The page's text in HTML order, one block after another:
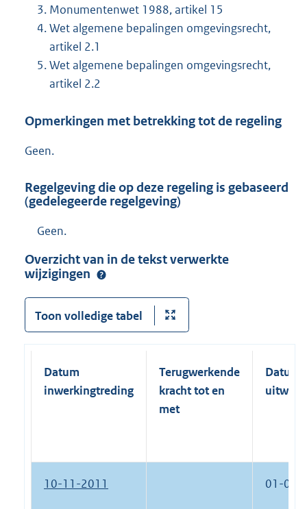
Monumentenwet 1988, artikel 15
Wet algemene bepalingen omgevingsrecht,
artikel 2.1
Wet algemene bepalingen omgevingsrecht,
artikel 2.2
Opmerkingen met betrekking tot de regeling
Geen.
Regelgeving die op deze regeling is gebaseerd
(gedelegeerde regelgeving)
Geen.
Overzicht van in de tekst verwerkte
wijzigingen
Toon volledige tabel
Datum
inwerkingtreding
Terugwerkende
kracht tot en
met
Datum
10-11-2011 01-01-